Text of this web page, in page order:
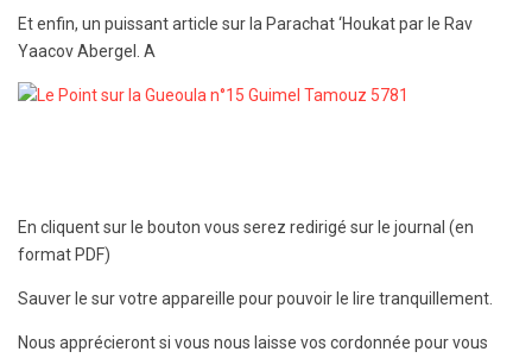
Et enfin, un puissant article sur la Parachat ‘Houkat par le Rav
Yaacov Abergel. A
En cliquent sur le bouton vous serez redirigé sur le journal (en
format PDF)
Sauver le sur votre appareille pour pouvoir le lire tranquillement.
Nous apprécieront si vous nous laisse vos cordonnée pour vous